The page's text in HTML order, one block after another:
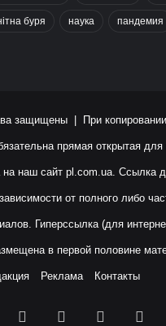
буря наука пандемия
защищены | При
прямая открытая для
на наш сайт pl.com.ua. Ссылка
от полного либо
Гиперссылка (для
в первой половине
Реклама Контакты
YouTubeInstagram